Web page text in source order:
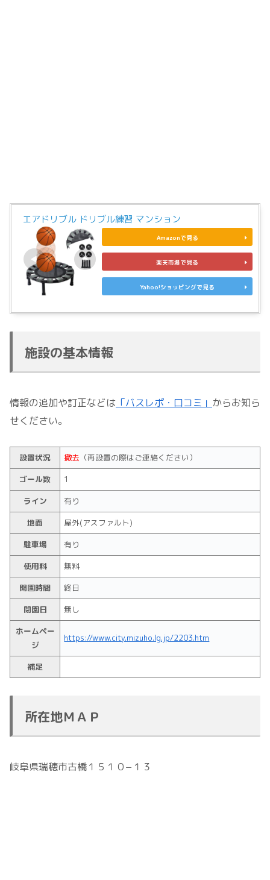
エアドリブル ドリブル練習 マンション
Amazonで見る
楽天市場で見る
Yahoo!ショッピングで見る
施設の基本情報
情報の追加や訂正などは 「バスレポ・口コミ」 からお知ら
せください。
設置状況 撤去 （再設置の際はご連絡ください）
ゴール数
1
ライン
有り
地面
屋外(アスファルト)
駐車場
有り
使用料
無料
開園時間
終日
閉園日
無し
ホームペー
ジ
https://www.city.mizuho.lg.jp/2203.htm
補足
所在地ＭＡＰ
岐阜県瑞穂市古橋１５１０−１３